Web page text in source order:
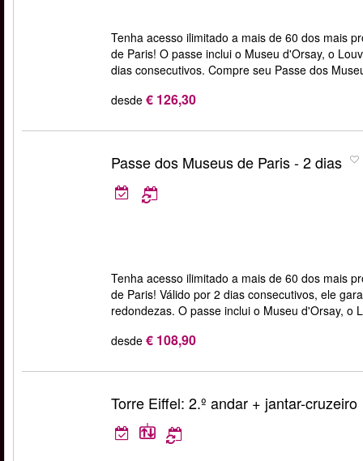
Tenha acesso ilimitado a mais de 60 dos mais
de Paris! O passe inclui o Museu d'Orsay, o
dias consecutivos. Compre seu Passe dos
desde € 126,30
Passe dos Museus de Paris - 2 dias
Tenha acesso ilimitado a mais de 60 dos mais
de Paris! Válido por 2 dias consecutivos, ele
redondezas. O passe inclui o Museu d'Orsay, o
desde € 108,90
Torre Eiffel: 2.º andar + jantar-cruzeiro